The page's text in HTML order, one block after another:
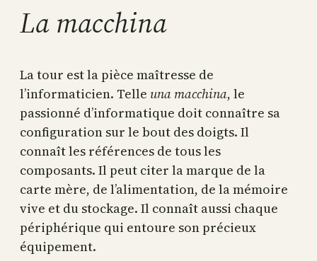
La macchina
La tour est la pièce maîtresse de
l’informaticien. Telle una macchina, le
passionné d’informatique doit connaître sa
configuration sur le bout des doigts. Il
connaît les références de tous les
composants. Il peut citer la marque de la
carte mère, de l’alimentation, de la mémoire
vive et du stockage. Il connaît aussi chaque
périphérique qui entoure son précieux
équipement.